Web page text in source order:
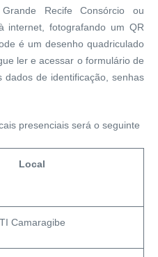
Recife Consórcio ou
internet, fotografando um QR
é um desenho quadriculado
ler e acessar o formulário de
dados de identificação, senhas
presenciais será o seguinte
Local
TI Camaragibe